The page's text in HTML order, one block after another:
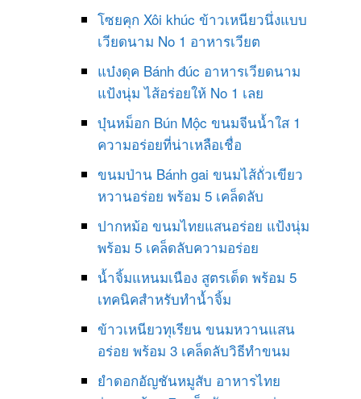
โซยคุก Xôi khúc ข้าวเหนียวนึ่งแบบ
เวียดนาม No 1 อาหารเวียต
แบ๋งดุค Bánh đúc อาหารเวียดนาม
แป้งนุ่ม ไส้อร่อยให้ No 1 เลย
บุ๋นหม็อก Bún Mộc ขนมจีนน้ำใส 1
ความอร่อยที่น่าเหลือเชื่อ
ขนมป่าน Bánh gai ขนมไส้ถั่วเขียว
หวานอร่อย พร้อม 5 เคล็ดลับ
ปากหม้อ ขนมไทยแสนอร่อย แป้งนุ่ม
พร้อม 5 เคล็ดลับความอร่อย
น้ำจิ้มแหนมเนือง สูตรเด็ด พร้อม 5
เทคนิคสำหรับทำน้ำจิ้ม
ข้าวเหนียวทุเรียน ขนมหวานแสน
อร่อย พร้อม 3 เคล็ดลับวิธีทำขนม
ยำดอกอัญชันหมูสับ อาหารไทย